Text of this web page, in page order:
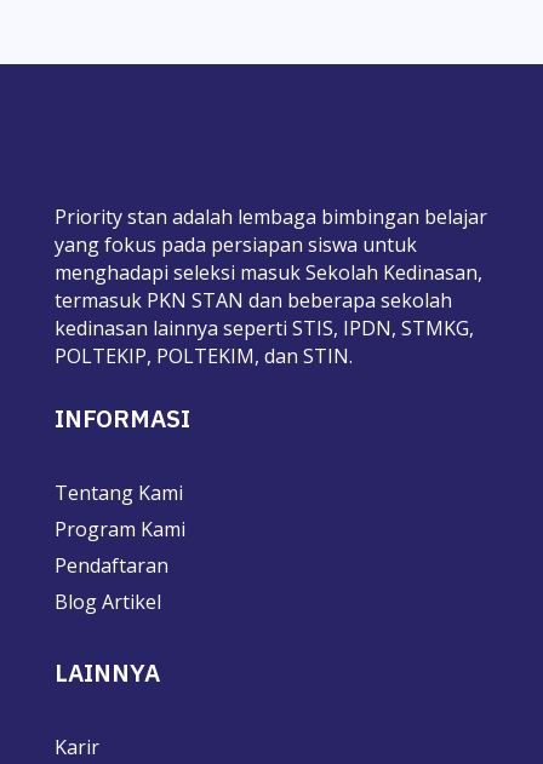
Priority stan adalah lembaga bimbingan belajar
yang fokus pada persiapan siswa untuk
menghadapi seleksi masuk Sekolah Kedinasan,
termasuk PKN STAN dan beberapa sekolah
kedinasan lainnya seperti STIS, IPDN, STMKG,
POLTEKIP, POLTEKIM, dan STIN.
INFORMASI
Tentang Kami
Program Kami
Pendaftaran
Blog Artikel
LAINNYA
Karir